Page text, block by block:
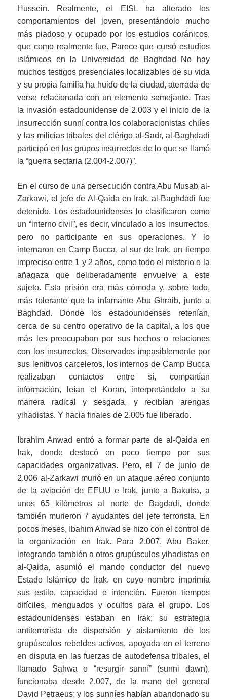
Hussein. Realmente, el EISL ha alterado los
comportamientos del joven, presentándolo mucho
más piadoso y ocupado por los estudios coránicos,
que como realmente fue. Parece que cursó estudios
islámicos en la Universidad de Baghdad No hay
muchos testigos presenciales localizables de su vida
y su propia familia ha huido de la ciudad, aterrada de
verse relacionada con un elemento semejante. Tras
la invasión estadounidense de 2.003 y el inicio de la
insurrección sunní contra los colaboracionistas chiíes
y las milicias tribales del clérigo al-Sadr, al-Baghdadi
participó en los grupos insurrectos de lo que se llamó
la “guerra sectaria (2.004-2.007)”.
En el curso de una persecución contra Abu Musab al-
Zarkawi, el jefe de Al-Qaida en Irak, al-Baghdadi fue
detenido. Los estadounidenses lo clasificaron como
un “interno civil”, es decir, vinculado a los insurrectos,
pero no participante en sus operaciones. Y lo
internaron en Camp Bucca, al sur de Irak, un tiempo
impreciso entre 1 y 2 años, como todo el misterio o la
añagaza que deliberadamente envuelve a este
sujeto. Esta prisión era más cómoda y, sobre todo,
más tolerante que la infamante Abu Ghraib, junto a
Baghdad. Donde los estadounidenses retenían,
cerca de su centro operativo de la capital, a los que
más les preocupaban por sus hechos o relaciones
con los insurrectos. Observados impasiblemente por
sus lenitivos carceleros, los internos de Camp Bucca
realizaban contactos entre sí, compartían
información, leían el Koran, interpretándolo a su
manera radical y sesgada, y recibían arengas
yihadistas. Y hacia finales de 2.005 fue liberado.
Ibrahim Anwad entró a formar parte de al-Qaida en
Irak, donde destacó en poco tiempo por sus
capacidades organizativas. Pero, el 7 de junio de
2.006 al-Zarkawi murió en un ataque aéreo conjunto
de la aviación de EEUU e Irak, junto a Bakuba, a
unos 65 kilómetros al norte de Bagdadi, donde
también murieron 7 ayudantes del jefe terrorista. En
pocos meses, Ibahim Anwad se hizo con el control de
la organización en Irak. Para 2.007, Abu Baker,
integrando también a otros grupúsculos yihadistas en
al-Qaida, asumió el mando conductor del nuevo
Estado Islámico de Irak, en cuyo nombre imprimía
sus estilo, capacidad e intención. Fueron tiempos
difíciles, menguados y ocultos para el grupo. Los
estadounidenses estaban en Irak; su estrategia
antiterrorista de dispersión y aislamiento de los
grupúsculos rebeldes activos, apoyada en el terreno
en disputa en las fuerzas de autodefensa tribales, el
llamado Sahwa o “resurgir sunní” (sunni dawn),
funcionaba desde 2.007, de la mano del general
David Petraeus; y los sunníes habían abandonado su